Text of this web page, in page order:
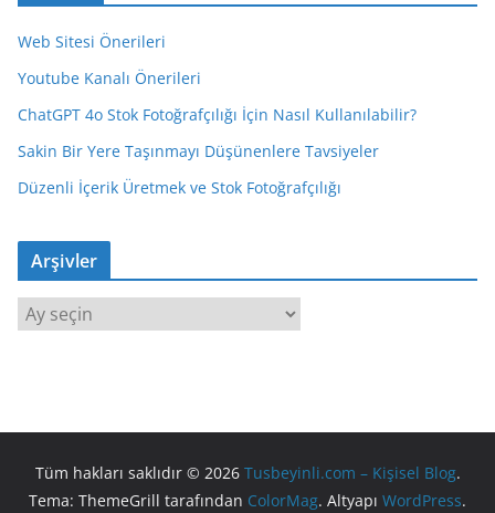
Web Sitesi Önerileri
Youtube Kanalı Önerileri
ChatGPT 4o Stok Fotoğrafçılığı İçin Nasıl Kullanılabilir?
Sakin Bir Yere Taşınmayı Düşünenlere Tavsiyeler
Düzenli İçerik Üretmek ve Stok Fotoğrafçılığı
Arşivler
r
Tüm hakları saklıdır © 2026 Tusbeyinli.com – Kişisel Blog.
Tema: ThemeGrill tarafından ColorMag. Altyapı WordPress.